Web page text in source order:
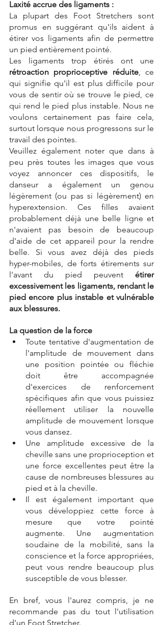
Laxité accrue des ligaments :
La plupart des Foot Stretchers sont
promus en suggérant qu'ils aident à
étirer vos ligaments afin de permettre
un pied entièrement pointé.
rétroaction proprioceptive réduite, ce
qui signifie qu'il est plus difficile pour
vous de sentir où se trouve le pied, ce
qui rend le pied plus instable. Nous ne
voulons certainement pas faire cela,
surtout lorsque nous progressons sur le
travail des pointes.
Veuillez également noter que dans à
peu près toutes les images que vous
voyez annoncer ces dispositifs, le
danseur a également un genou
légèrement (ou pas si légèrement) en
hyperextension. Ces filles avaient
probablement déjà une belle ligne et
n'avaient pas besoin de beaucoup
d'aide de cet appareil pour la rendre
belle. Si vous avez déjà des pieds
hyper-mobiles, de forts étirements sur
l'avant du pied peuvent étirer
excessivement les ligaments, rendant le
pied encore plus instable et vulnérable
aux blessures.
La question de la force
Toute tentative d'augmentation de
l'amplitude de mouvement dans
une position pointée ou fléchie
doit être accompagnée
d'exercices de renforcement
spécifiques afin que vous puissiez
réellement utiliser la nouvelle
amplitude de mouvement lorsque
vous dansez.
Une amplitude excessive de la
cheville sans une proprioception et
une force excellentes peut être la
cause de nombreuses blessures au
pied et à la cheville.
Il est également important que
vous développiez cette force à
mesure que votre pointé
augmente. Une augmentation
soudaine de la mobilité, sans la
conscience et la force appropriées,
peut vous rendre beaucoup plus
susceptible de vous blesser.
En bref, vous l'aurez compris, je ne
recommande pas du tout l'utilisation
d'un Foot Stretcher.